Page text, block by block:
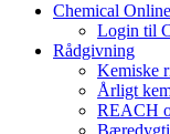
Chemical
Login til
Rådgivning
Kemiske
Årligt
REACH